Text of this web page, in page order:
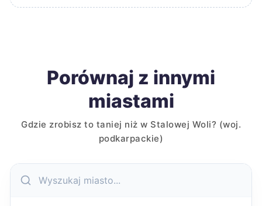
Porównaj z innymi
miastami
Gdzie zrobisz to taniej niż w Stalowej Woli? (woj.
podkarpackie)